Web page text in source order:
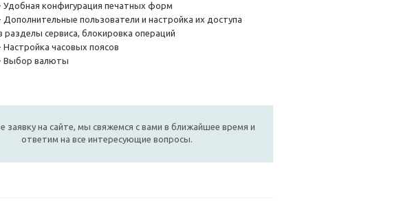
Удобная конфигурация печатных форм
Дополнительные пользователи и настройка их доступа
разделы сервиса, блокировка операций
Настройка часовых поясов
Выбор валюты
на сайте, мы свяжемся с вами в ближайшее время и
ответим на все интересующие вопросы.